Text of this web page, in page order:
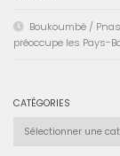
Boukoumbé /
préoccupe les Pays-
CATÉGORIES